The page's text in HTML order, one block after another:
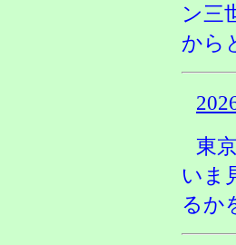
ン三
から
東
いま
るか